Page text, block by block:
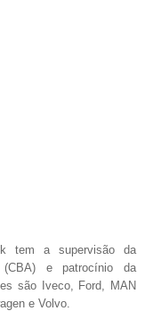
tem a supervisão da
(CBA) e patrocínio da
são Iveco, Ford, MAN
e Volvo.